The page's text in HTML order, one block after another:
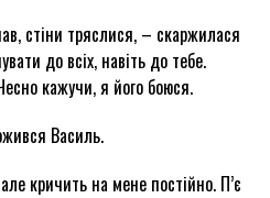
стіни тряслися, – скаржилася
до всіх, навіть до тебе.
кажучи, я його боюся.
Василь.
кричить на мене постійно. П’є